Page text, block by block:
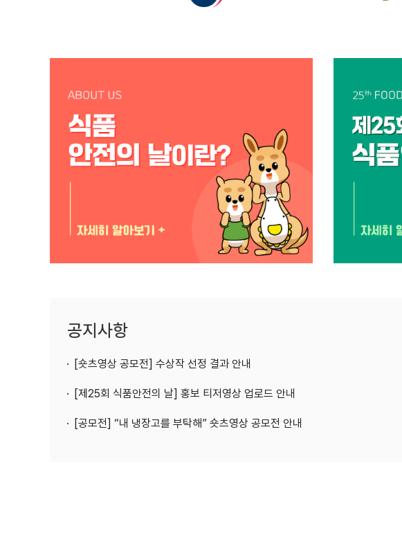
공지사항
[숏츠영상 공모전] 수상작 선정 결과 안내
[제25회 식품안전의 날] 홍보 티저영상 업로드 안내
[공모전] “내 냉장고를 부탁해” 숏츠영상 공모전 안내